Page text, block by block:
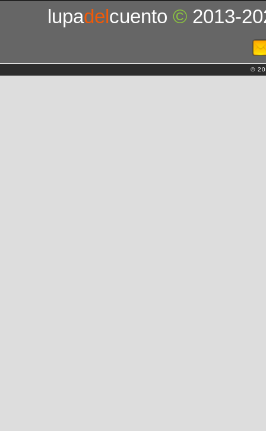
lupadelcuento© 2013-
©